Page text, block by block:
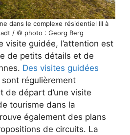
dans le complexe résidentiel III à
/ © photo : Georg Berg
visite guidée, l’attention est
de petits détails et de
Des visites guidées
sont régulièrement
de départ d’une visite
tourisme dans la
également des plans
de circuits. La